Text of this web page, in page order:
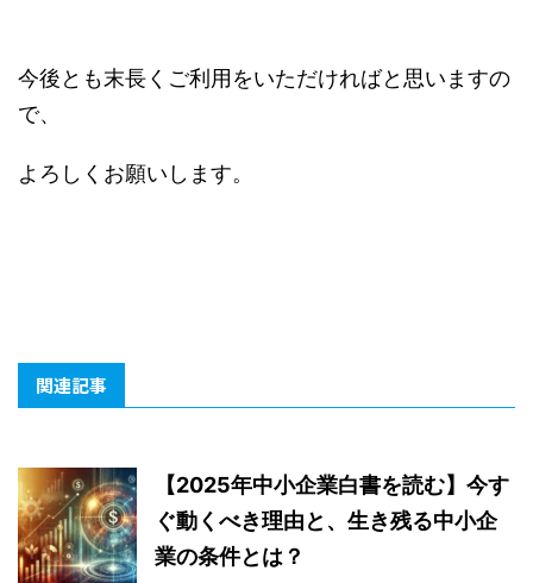
今後とも末長くご利用をいただければと思いますの
で、
よろしくお願いします。
関連記事
【2025年中小企業白書を読む】今す
ぐ動くべき理由と、生き残る中小企
業の条件とは？